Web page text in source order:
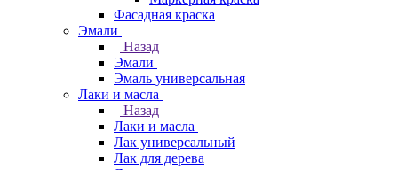
Фасадная краска
Эмали
Назад
Эмали
Эмаль универсальная
Лаки и масла
Назад
Лаки и масла
Лак универсальный
Лак для дерева